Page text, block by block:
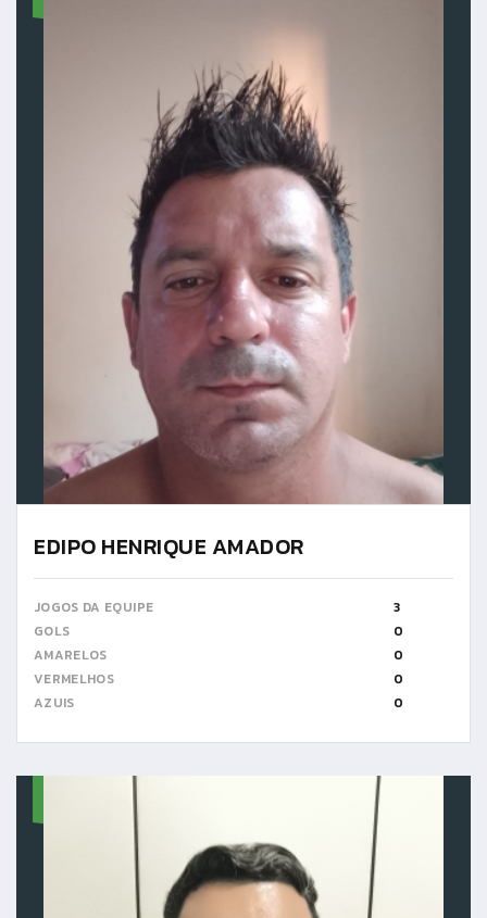
EDIPO HENRIQUE AMADOR
JOGOS DA EQUIPE
3
GOLS
0
AMARELOS
0
VERMELHOS
0
AZUIS
0